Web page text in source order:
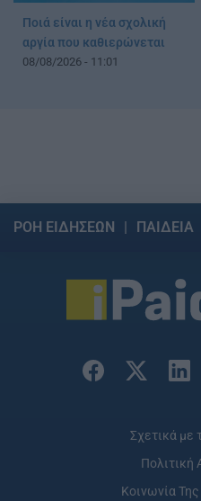
Ποιά είναι η νέα σχολική
αργία που καθιερώνεται
08/08/2026 - 11:01
ΡΟΗ ΕΙΔΗΣΕΩΝ ΠΑΙΔΕΙΑ
Σχετικά με
Πολιτική
Κοινωνία